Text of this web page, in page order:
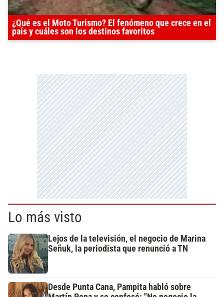
¿Qué es el Moto Turismo? El fenómeno que crece en el
país y cuáles son los destinos favoritos
Lo más visto
Lejos de la televisión, el negocio de Marina
Señuk, la periodista que renunció a TN
Desde Punta Cana, Pampita habló sobre